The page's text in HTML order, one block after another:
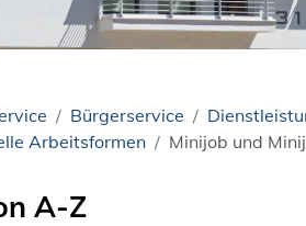
Bürgerservice
Arbeitsformen Minijob und
A-Z